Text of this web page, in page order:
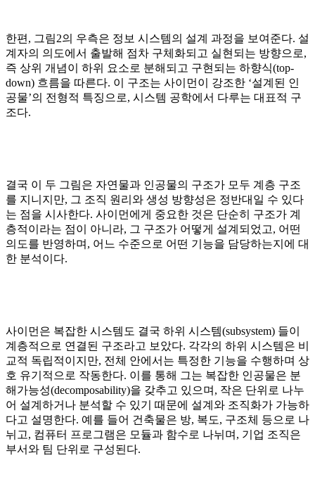
한편, 그림2의 우측은 정보 시스템의 설계 과정을 보여준다. 설
계자의 의도에서 출발해 점차 구체화되고 실현되는 방향으로,
즉 상위 개념이 하위 요소로 분해되고 구현되는 하향식(top-
down) 흐름을 따른다. 이 구조는 사이먼이 강조한 ‘설계된 인
공물’의 전형적 특징으로, 시스템 공학에서 다루는 대표적 구
조다.
결국 이 두 그림은 자연물과 인공물의 구조가 모두 계층 구조
를 지니지만, 그 조직 원리와 생성 방향성은 정반대일 수 있다
는 점을 시사한다. 사이먼에게 중요한 것은 단순히 구조가 계
층적이라는 점이 아니라, 그 구조가 어떻게 설계되었고, 어떤
의도를 반영하며, 어느 수준으로 어떤 기능을 담당하는지에 대
한 분석이다.
사이먼은 복잡한 시스템도 결국 하위 시스템(subsystem) 들이
계층적으로 연결된 구조라고 보았다. 각각의 하위 시스템은 비
교적 독립적이지만, 전체 안에서는 특정한 기능을 수행하며 상
호 유기적으로 작동한다. 이를 통해 그는 복잡한 인공물은 분
해가능성(decomposability)을 갖추고 있으며, 작은 단위로 나누
어 설계하거나 분석할 수 있기 때문에 설계와 조직화가 가능하
다고 설명한다. 예를 들어 건축물은 방, 복도, 구조체 등으로 나
뉘고, 컴퓨터 프로그램은 모듈과 함수로 나뉘며, 기업 조직은
부서와 팀 단위로 구성된다.